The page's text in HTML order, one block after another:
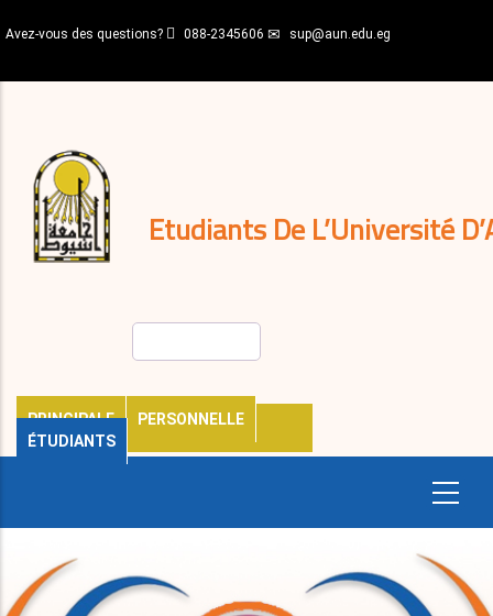
au
principal
Avez-vous des questions? 088-2345606 sup@aun.edu.eg
Etudiants De L’Université
PRINCIPALE
PERSONNELLE
ÉTUDIANTS
décisions
Expatriés
Journal